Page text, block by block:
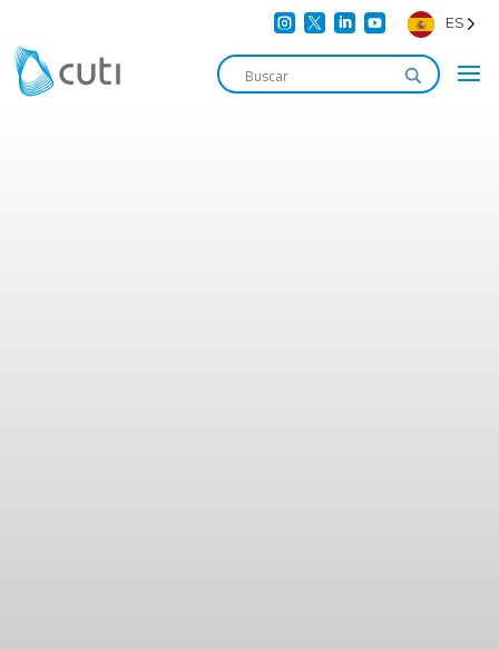
    ES